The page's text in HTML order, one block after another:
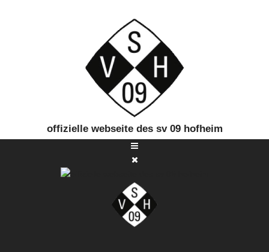
offizielle webseite des sv 09 hofheim